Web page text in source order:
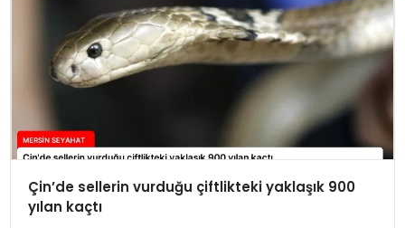
Çin’de sellerin vurduğu çiftlikteki yaklaşık 900
yılan kaçtı